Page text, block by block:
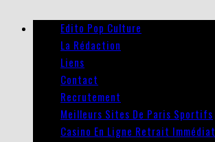
Edito Pop Culture
La Rédaction
Liens
Contact
Recrutement
Meilleurs Sites De Paris Sportifs
Casino En Ligne Retrait Immédiat